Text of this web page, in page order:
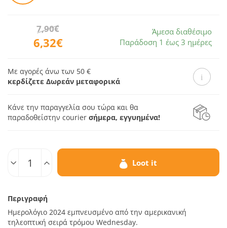
6,32€
7,90€
Άμεσα διαθέσιμο
Παράδοση 1 έως 3 ημέρες
Με αγορές άνω των 50 €
κερδίζετε Δωρεάν μεταφορικά
Κάνε την παραγγελία σου τώρα και θα
παραδοθείστην courier σήμερα, εγγυημένα!
Loot it
Περιγραφή
Ημερολόγιο 2024 εμπνευσμένο από την αμερικανική
τηλεοπτική σειρά τρόμου Wednesday.